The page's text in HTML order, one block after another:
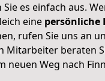
es einfach aus.
eine persönliche
rufen Sie uns an
Mitarbeiter beraten
neuen Weg nach